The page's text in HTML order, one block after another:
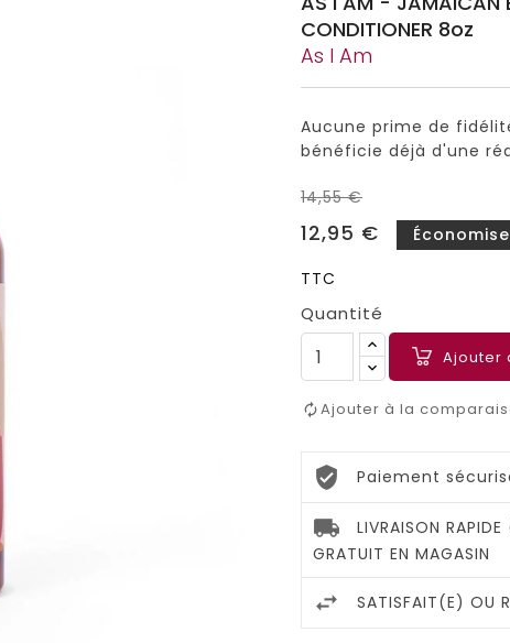
CONDITIONER 8oz
As I Am
Aucune prime de
bénéficie déjà d'une
14,55 €
12,95 €
TTC
Quantité
Ajouter
Ajouter à la
Paiement sécurisé
LIVRAISON
GRATUIT EN MAGASIN
SATISFAIT(E) OU